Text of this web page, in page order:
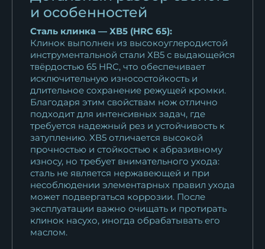
и особенностей
Сталь клинка — ХВ5 (HRC 65):
Клинок выполнен из высокоуглеродистой
инструментальной стали ХВ5 с выдающейся
твёрдостью 65 HRC, что обеспечивает
исключительную износостойкость и
длительное сохранение режущей кромки.
Благодаря этим свойствам нож отлично
подходит для интенсивных задач, где
требуется надежный рез и устойчивость к
затуплению. ХВ5 отличается высокой
прочностью и стойкостью к абразивному
износу, но требует внимательного ухода:
сталь не является нержавеющей и при
несоблюдении элементарных правил ухода
может подвергаться коррозии. После
эксплуатации важно очищать и протирать
клинок насухо, иногда обрабатывать его
маслом.